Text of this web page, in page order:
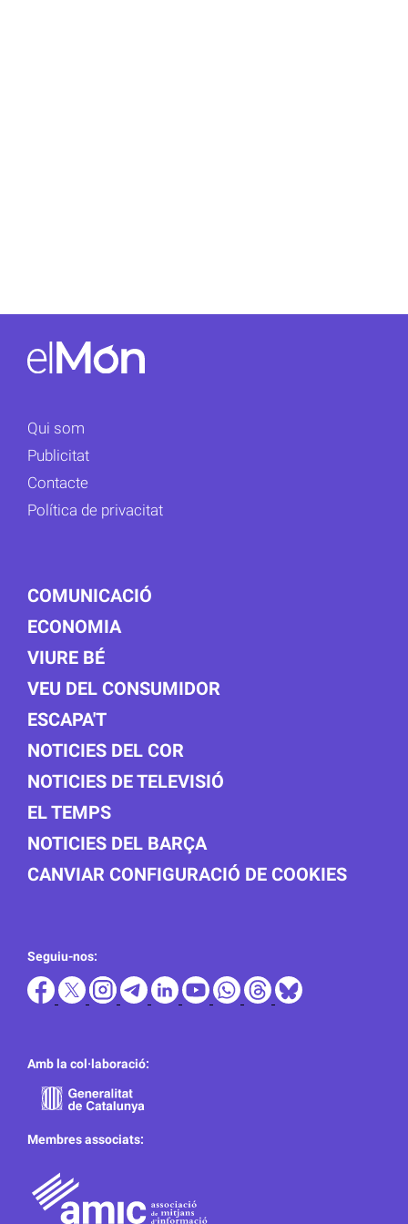
Qui som
Publicitat
Contacte
Política de privacitat
COMUNICACIÓ
ECONOMIA
VIURE BÉ
VEU DEL CONSUMIDOR
ESCAPA'T
NOTICIES DEL COR
NOTICIES DE TELEVISIÓ
EL TEMPS
NOTICIES DEL BARÇA
CANVIAR CONFIGURACIÓ DE COOKIES
Seguiu-nos:
Amb la col·laboració:
Membres associats: